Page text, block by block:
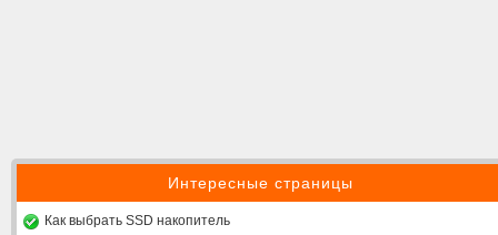
Интересные страницы
Как выбрать SSD накопитель